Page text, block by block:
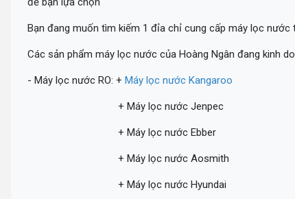
Bạn đang muốn tìm kiếm 1 đỉa chỉ cung cấp máy lọc nước
Các sản phẩm máy lọc nước của Hoàng Ngân đang kinh
- Máy lọc nước RO: + Máy lọc nước Kangaroo
+ Máy lọc nước Jenpec
+ Máy lọc nước Ebber
+ Máy lọc nước Aosmith
+ Máy lọc nước Hyundai